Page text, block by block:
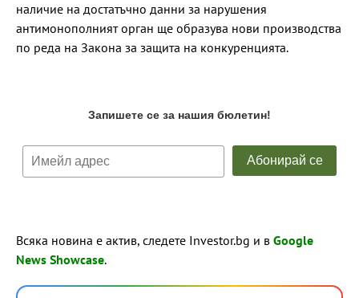
наличие на достатъчно данни за нарушения
антимонополният орган ще образува нови производства
по реда на Закона за защита на конкуренцията.
Всяка новина е актив, следете Investor.bg и в Google
News Showcase.